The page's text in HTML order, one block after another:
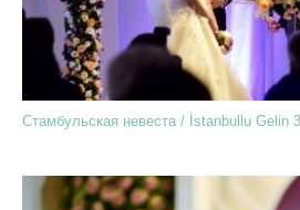
Стамбульская невеста / İstanbullu Gelin